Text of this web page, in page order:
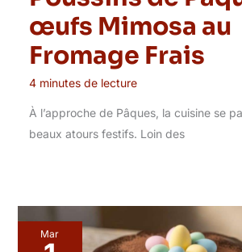
œufs Mimosa au
Fromage Frais
4 minutes de lecture
À l’approche de Pâques, la cuisine se
beaux atours festifs. Loin des
Mar